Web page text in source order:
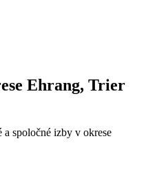
Ehrang, Trier
a spoločné izby v okrese